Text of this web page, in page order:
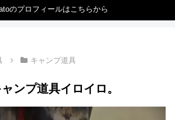
のプロフィールはこちらから
キャンプ道具
ンプ道具イロイロ。